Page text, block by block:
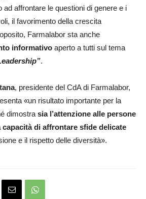
ad affrontare le questioni di genere e i
il favorimento della crescita
Farmalabor sta anche
informativo aperto a tutti sul tema
.
, presidente del CdA di Farmalabor,
«un risultato importante per la
dimostra sia l’attenzione alle persone
capacità di affrontare sfide delicate
e il rispetto delle diversità».